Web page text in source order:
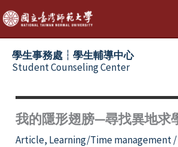
Skip
to
content
學生事務處┆學生輔導中心
Student Counseling Center
我的隱形翅膀—尋找異地求
Article, Learning/Time management/